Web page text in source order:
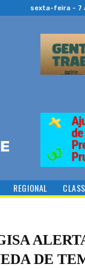
sexta-feira - 7
REGIONAL
DE